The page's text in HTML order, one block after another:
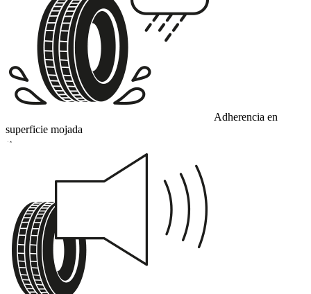
Adherencia en
superficie mojada
A